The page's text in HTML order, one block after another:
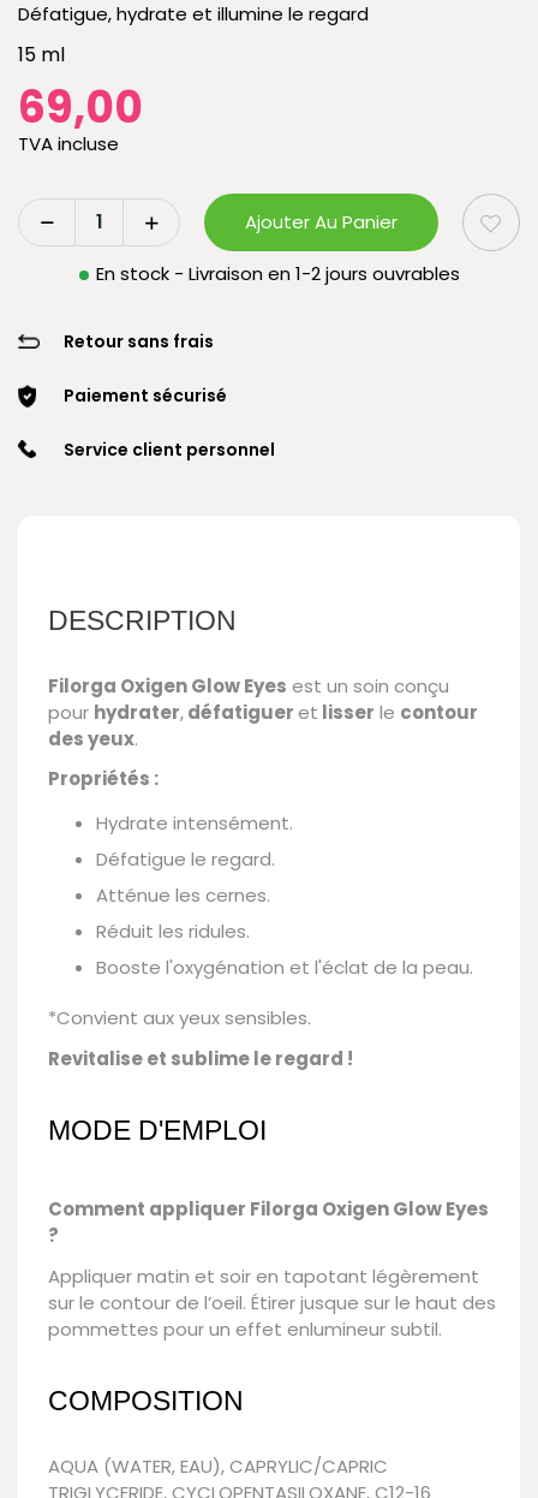
Défatigue, hydrate et illumine le regard
15 ml
69,00
TVA incluse
Ajouter Au Panier
En stock - Livraison en 1-2 jours ouvrables
Retour sans frais
Paiement sécurisé
Service client personnel
DESCRIPTION
Filorga Oxigen Glow Eyes est un soin conçu
pour hydrater,défatigueret lisser le contour
des yeux.
Propriétés :
Hydrate intensément.
Défatigue le regard.
Atténue les cernes.
Réduit les ridules.
Booste l'oxygénation et l'éclat de la peau.
*Convient aux yeux sensibles.
Revitalise et sublime le regard !
MODE D'EMPLOI
Comment appliquer Filorga Oxigen Glow Eyes
?
Appliquer matin et soir en tapotant légèrement
sur le contour de l’oeil. Étirer jusque sur le haut des
pommettes pour un effet enlumineur subtil.
COMPOSITION
AQUA (WATER, EAU), CAPRYLIC/CAPRIC
TRIGLYCERIDE, CYCLOPENTASILOXANE, C12-16